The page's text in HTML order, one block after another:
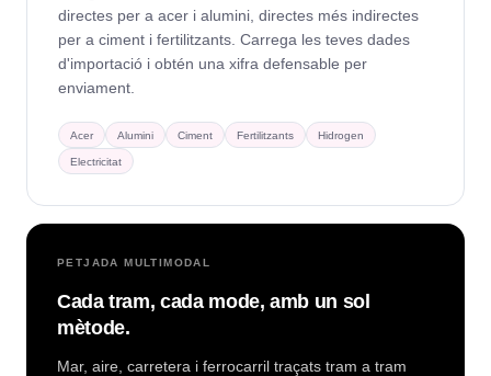
directes per a acer i alumini, directes més indirectes
per a ciment i fertilitzants. Carrega les teves dades
d'importació i obtén una xifra defensable per
enviament.
Acer Alumini Ciment Fertilitzants Hidrogen
Electricitat
PETJADA MULTIMODAL
Cada tram, cada mode, amb un sol
mètode.
Mar, aire, carretera i ferrocarril traçats tram a tram